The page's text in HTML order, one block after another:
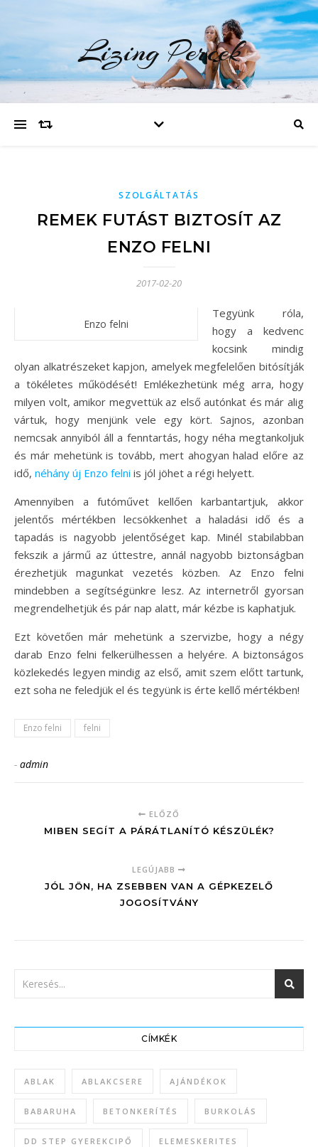
Lizing Percek
SZOLGÁLTATÁS
REMEK FUTÁST BIZTOSÍT AZ
ENZO FELNI
2017-02-20
Enzo felni
Tegyünk róla,
hogy a kedvenc
kocsink mindig
olyan alkatrészeket kapjon, amelyek megfelelően bitósítják
a tökéletes működését! Emlékezhetünk még arra, hogy
milyen volt, amikor megvettük az első autónkat és már alig
vártuk, hogy menjünk vele egy kört. Sajnos, azonban
nemcsak annyiból áll a fenntartás, hogy néha megtankoljuk
és már mehetünk is tovább, mert ahogyan halad előre az
idő, néhány új Enzo felni is jól jöhet a régi helyett.
Amennyiben a futóművet kellően karbantartjuk, akkor
jelentős mértékben lecsökkenhet a haladási idő és a
tapadás is nagyobb jelentőséget kap. Minél stabilabban
fekszik a jármű az úttestre, annál nagyobb biztonságban
érezhetjük magunkat vezetés közben. Az Enzo felni
mindebben a segítségünkre lesz. Az internetről gyorsan
megrendelhetjük és pár nap alatt, már kézbe is kaphatjuk.
Ezt követően már mehetünk a szervizbe, hogy a négy
darab Enzo felni felkerülhessen a helyére. A biztonságos
közlekedés legyen mindig az első, amit szem előtt tartunk,
ezt soha ne feledjük el és tegyünk is érte kellő mértékben!
Enzo felni felni
- admin
ELŐZŐ
MIBEN SEGÍT A PÁRÁTLANÍTÓ KÉSZÜLÉK?
LEGÚJABB
JÓL JÖN, HA ZSEBBEN VAN A GÉPKEZELŐ
JOGOSÍTVÁNY
CÍMKÉK
ABLAK ABLAKCSERE AJÁNDÉKOK
BABARUHA BETONKERÍTÉS BURKOLÁS
DD STEP GYEREKCIPŐ ELEMESKERITES